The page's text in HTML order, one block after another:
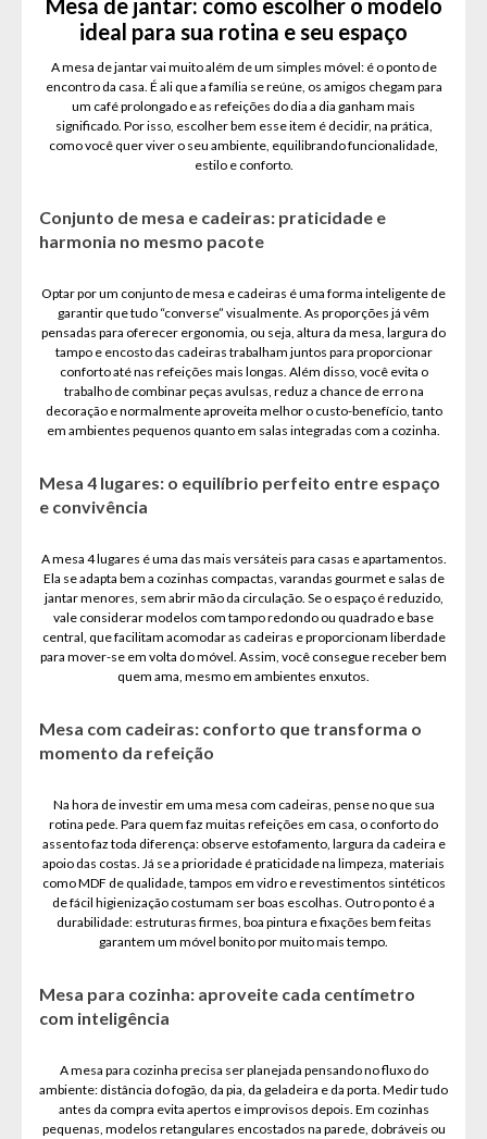
Mesa de jantar: como escolher o modelo
ideal para sua rotina e seu espaço
A mesa de jantar vai muito além de um simples móvel: é o ponto de
encontro da casa. É ali que a família se reúne, os amigos chegam para
um café prolongado e as refeições do dia a dia ganham mais
significado. Por isso, escolher bem esse item é decidir, na prática,
como você quer viver o seu ambiente, equilibrando funcionalidade,
estilo e conforto.
Conjunto de mesa e cadeiras: praticidade e
harmonia no mesmo pacote
Optar por um conjunto de mesa e cadeiras é uma forma inteligente de
garantir que tudo “converse” visualmente. As proporções já vêm
pensadas para oferecer ergonomia, ou seja, altura da mesa, largura do
tampo e encosto das cadeiras trabalham juntos para proporcionar
conforto até nas refeições mais longas. Além disso, você evita o
trabalho de combinar peças avulsas, reduz a chance de erro na
decoração e normalmente aproveita melhor o custo-benefício, tanto
em ambientes pequenos quanto em salas integradas com a cozinha.
Mesa 4 lugares: o equilíbrio perfeito entre espaço
e convivência
A mesa 4 lugares é uma das mais versáteis para casas e apartamentos.
Ela se adapta bem a cozinhas compactas, varandas gourmet e salas de
jantar menores, sem abrir mão da circulação. Se o espaço é reduzido,
vale considerar modelos com tampo redondo ou quadrado e base
central, que facilitam acomodar as cadeiras e proporcionam liberdade
para mover-se em volta do móvel. Assim, você consegue receber bem
quem ama, mesmo em ambientes enxutos.
Mesa com cadeiras: conforto que transforma o
momento da refeição
Na hora de investir em uma mesa com cadeiras, pense no que sua
rotina pede. Para quem faz muitas refeições em casa, o conforto do
assento faz toda diferença: observe estofamento, largura da cadeira e
apoio das costas. Já se a prioridade é praticidade na limpeza, materiais
como MDF de qualidade, tampos em vidro e revestimentos sintéticos
de fácil higienização costumam ser boas escolhas. Outro ponto é a
durabilidade: estruturas firmes, boa pintura e fixações bem feitas
garantem um móvel bonito por muito mais tempo.
Mesa para cozinha: aproveite cada centímetro
com inteligência
A mesa para cozinha precisa ser planejada pensando no fluxo do
ambiente: distância do fogão, da pia, da geladeira e da porta. Medir tudo
antes da compra evita apertos e improvisos depois. Em cozinhas
pequenas, modelos retangulares encostados na parede, dobráveis ou